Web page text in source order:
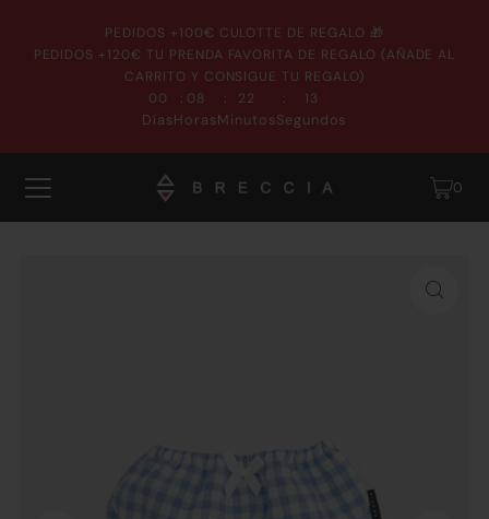
PEDIDOS +100€ CULOTTE DE REGALO 🎁
PEDIDOS +120€ TU PRENDA FAVORITA DE REGALO (AÑADE AL
CARRITO Y CONSIGUE TU REGALO)
00
Días
: 08
Horas
: 22
Minutos
: 13
Segundos
0